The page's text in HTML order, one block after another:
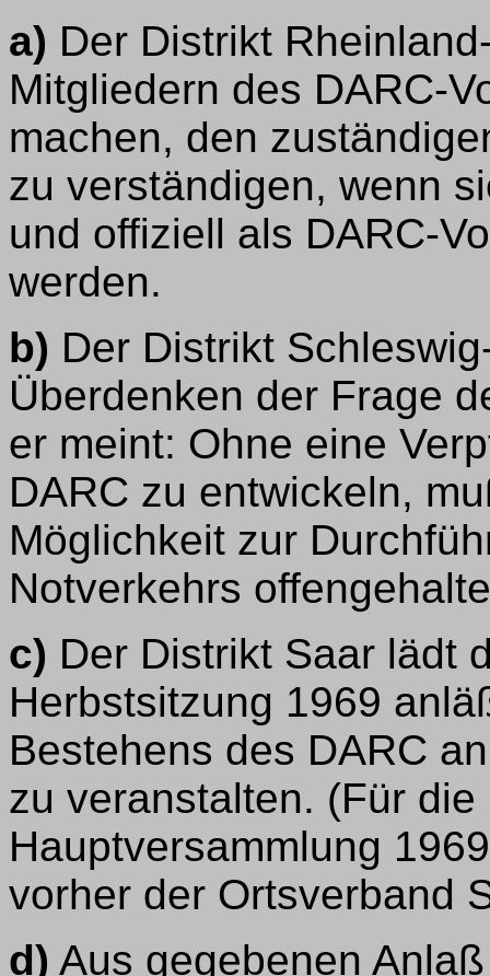
a) Der Distrikt
Mitgliedern des DARC-
machen, den
zu verständigen, wenn
und offiziell als DARC-
werden.
b) Der Distrikt
Überdenken der Frage
er meint: Ohne eine
DARC zu entwickeln,
Möglichkeit zur
Notverkehrs
c) Der Distrikt Saar lädt
Herbstsitzung 1969
Bestehens des DARC
zu veranstalten. (Für
Hauptversammlung
vorher der Ortsverband
d) Aus gegebenen